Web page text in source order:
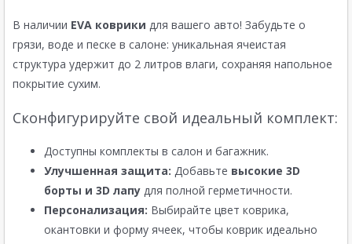
В наличии EVA коврики для вашего авто! Забудьте о
грязи, воде и песке в салоне: уникальная ячеистая
структура удержит до 2 литров влаги, сохраняя напольное
покрытие сухим.
Сконфигурируйте свой идеальный комплект:
Доступны комплекты в салон и багажник.
Улучшенная защита: Добавьте высокие 3D
борты и 3D лапу для полной герметичности.
Персонализация: Выбирайте цвет коврика,
окантовки и форму ячеек, чтобы коврик идеально